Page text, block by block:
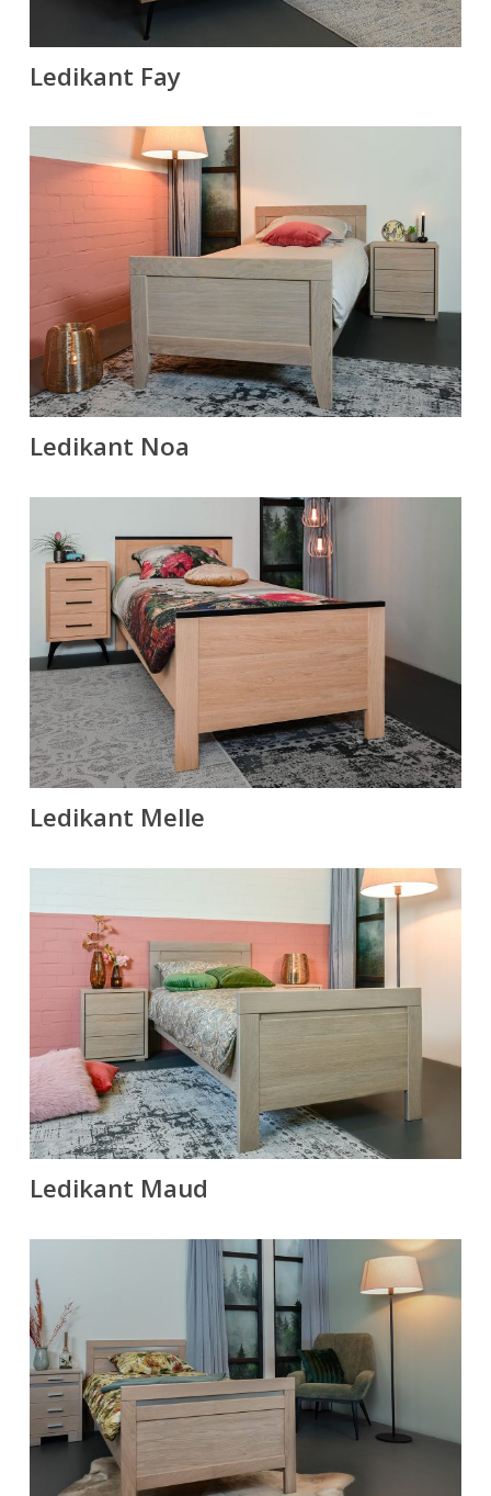
Ledikant Fay
Ledikant Noa
Ledikant Melle
Ledikant Maud